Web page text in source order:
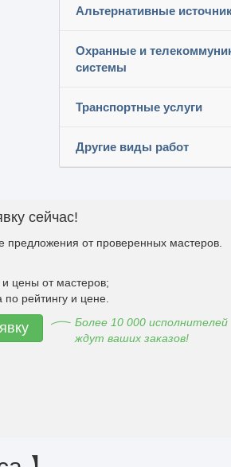
Альтернативные
Охранные и
системы
Транспортные услуги
Другие виды работ
сейчас!
предложения от проверенных мастеров.
цены от мастеров;
рейтингу и цене.
Более 10 000 исполнителей
ждут ваших заказов!